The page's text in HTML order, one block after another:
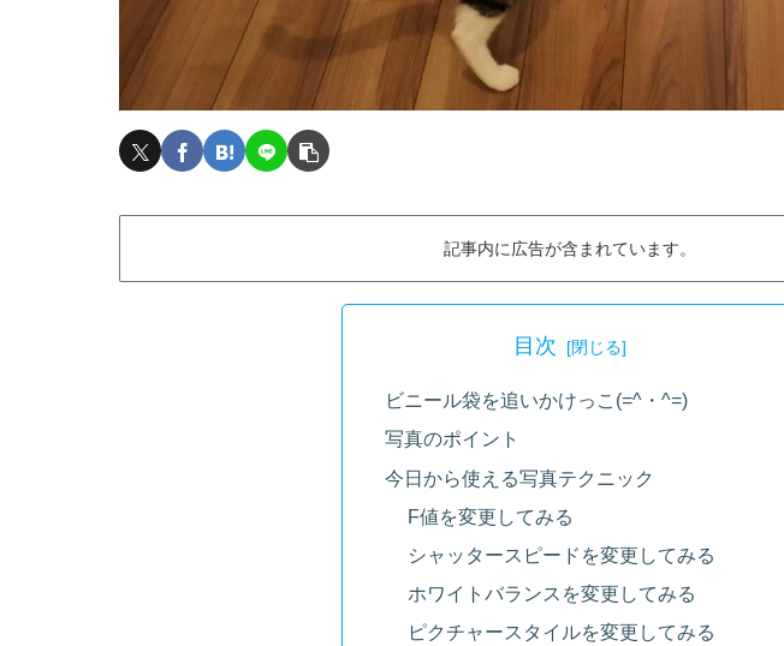
記事内に広告が含まれています。
目次
ビニール袋を追いかけっこ(=^・^=)
写真のポイント
今日から使える写真テクニック
F値を変更してみる
シャッタースピードを変更してみる
ホワイトバランスを変更してみる
ピクチャースタイルを変更してみる